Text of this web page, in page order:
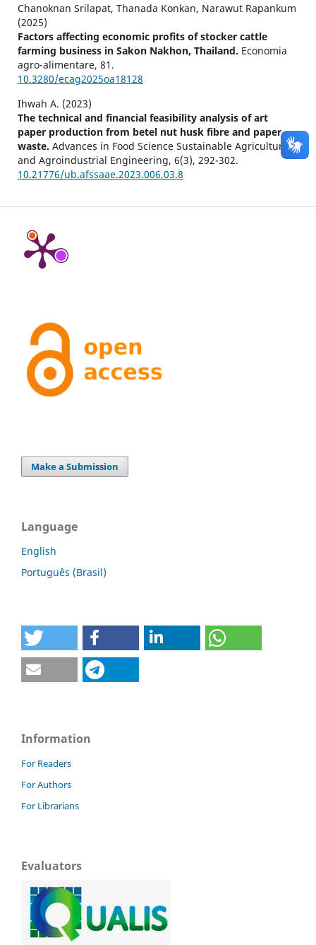
Chanoknan Srilapat, Thanada Konkan, Narawut Rapankum
(2025)
Factors affecting economic profits of stocker cattle
farming business in Sakon Nakhon, Thailand. Economia
agro-alimentare, 81.
10.3280/ecag2025oa18128
Ihwah A. (2023)
The technical and financial feasibility analysis of art
paper production from betel nut husk fibre and paper
waste. Advances in Food Science Sustainable Agriculture
and Agroindustrial Engineering, 6(3), 292-302.
10.21776/ub.afssaae.2023.006.03.8
Make a Submission
Language
English
Português (Brasil)
Information
For Readers
For Authors
For Librarians
Evaluators